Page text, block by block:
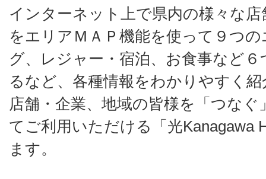
インターネット上で県内の様々な
をエリアＭＡＰ機能を使って９つ
グ、レジャー・宿泊、お食事など
るなど、各種情報をわかりやすく
店舗・企業、地域の皆様を「つな
てご利用いただける「光Kanagawa
ます。